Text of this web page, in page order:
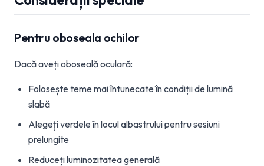
Pentru oboseala ochilor
Dacă aveți oboseală oculară:
Folosește teme mai întunecate în condiții de lumină
slabă
Alegeți verdele în locul albastrului pentru sesiuni
prelungite
Reduceți luminozitatea generală